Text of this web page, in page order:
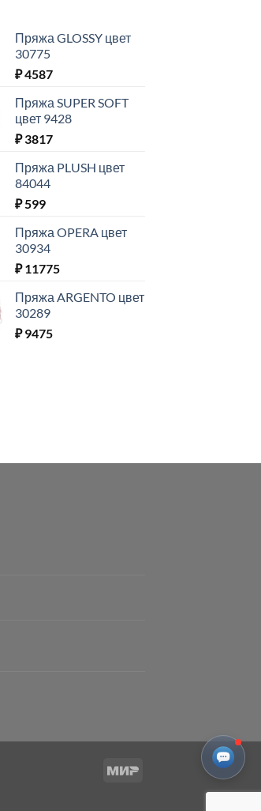
Пряжа GLOSSY цвет
30775
₽4587
Пряжа SUPER SOFT
цвет 9428
₽3817
Пряжа PLUSH цвет
84044
₽599
Пряжа OPERA цвет
30934
₽11775
Пряжа ARGENTO цвет
30289
₽9475
Mir